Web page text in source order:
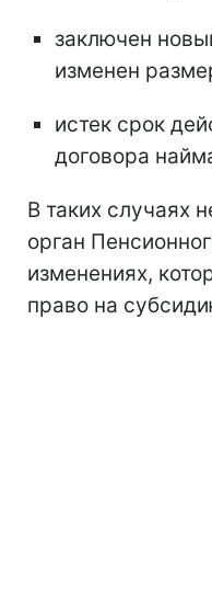
заключен
изменен
истек срок
договора
В таких случаях
орган
изменениях,
право на